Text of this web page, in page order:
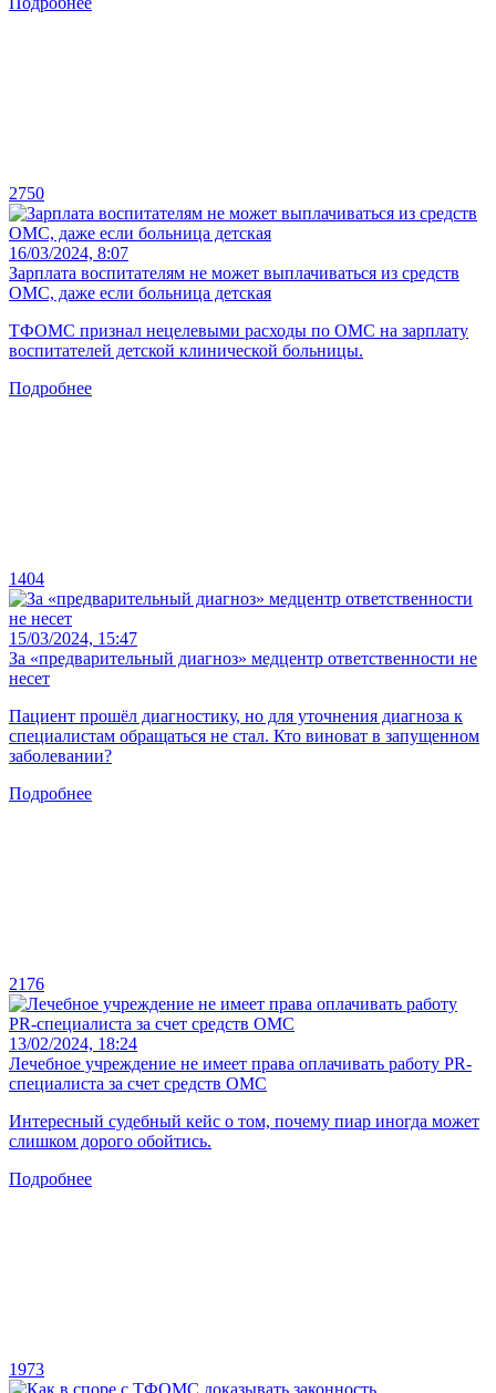
2750
16/03/2024, 8:07
Зарплата воспитателям не может выплачиваться из средств
ОМС, даже если больница детская
ТФОМС признал нецелевыми расходы по ОМС на зарплату
воспитателей детской клинической больницы.
Подробнее
1404
15/03/2024, 15:47
За «предварительный диагноз» медцентр ответственности не
несет
Пациент прошёл диагностику, но для уточнения диагноза к
специалистам обращаться не стал. Кто виноват в запущенном
заболевании?
Подробнее
2176
13/02/2024, 18:24
Лечебное учреждение не имеет права оплачивать работу PR-
специалиста за счет средств ОМС
Интересный судебный кейс о том, почему пиар иногда может
слишком дорого обойтись.
Подробнее
1973